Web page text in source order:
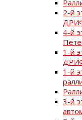
2-й
4-й
1-й
1-й
3-й